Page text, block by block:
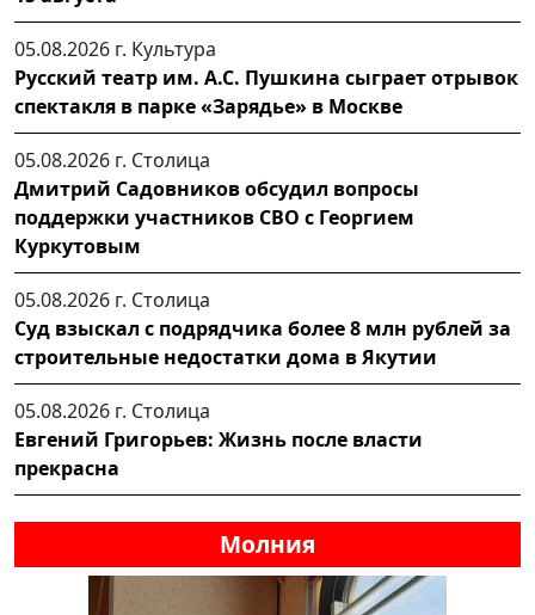
05.08.2026 г. Культура
Русский театр им. А.С. Пушкина сыграет отрывок
спектакля в парке «Зарядье» в Москве
05.08.2026 г. Столица
Дмитрий Садовников обсудил вопросы
поддержки участников СВО с Георгием
Куркутовым
05.08.2026 г. Столица
Суд взыскал с подрядчика более 8 млн рублей за
строительные недостатки дома в Якутии
05.08.2026 г. Столица
Евгений Григорьев: Жизнь после власти
прекрасна
Молния